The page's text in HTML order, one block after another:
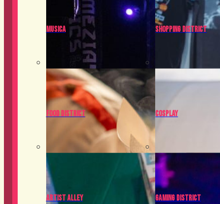
Musica Shopping District
Food District Cosplay
Artist Alley Gaming District